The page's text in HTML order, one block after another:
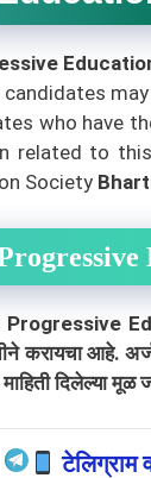
who have
related to
Society
करायचा आहे.
दिलेल्या
टेलिग्राम